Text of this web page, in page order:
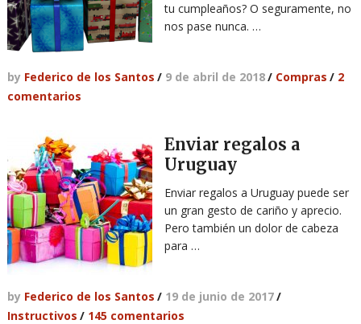
tu cumpleaños? O seguramente, no
nos pase nunca. …
by Federico de los Santos / 9 de abril de 2018/ Compras / 2
comentarios
Enviar regalos a
Uruguay
Enviar regalos a Uruguay puede ser
un gran gesto de cariño y aprecio.
Pero también un dolor de cabeza
para …
by Federico de los Santos / 19 de junio de 2017/
Instructivos / 145 comentarios